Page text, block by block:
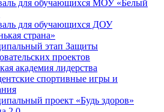
для обучающихся МОУ «Белый
для обучающихся ДОУ
страна»
этап Защиты
проектов
академия лидерства
спортивные игры и
проект «Будь здоров»